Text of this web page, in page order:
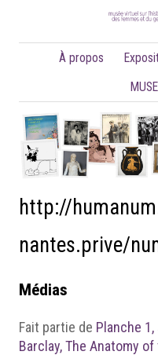
À propos
http://
nantes.prive/
Médias
Fait partie de Planche
Barclay, The Anatomy